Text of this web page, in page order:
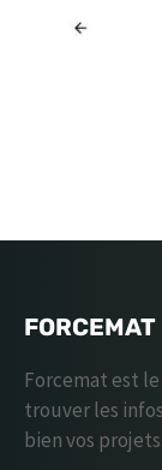
FORCEMAT
Forcemat est
trouver les
bien vos projets.